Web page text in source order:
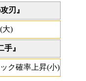
刃』
大)
』
ク確率上昇(小)